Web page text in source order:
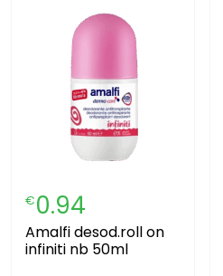
€0.94
amalfi desod.roll on
infiniti nb 50ml